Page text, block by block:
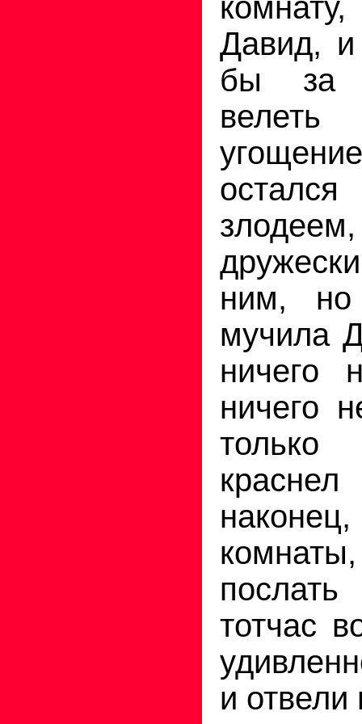
Давид,
бы за
ним, но
мучила
ничего
ничего
только
тотчас
и отвели